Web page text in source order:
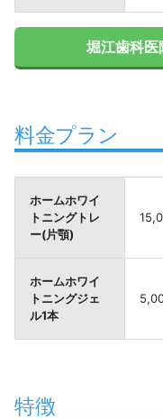
堀江歯科
料金プラン
ホームホワイ
トニングトレ
ー(片顎)
ホームホワイ
トニングジェ
ル1本
特徴